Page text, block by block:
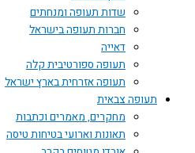
שדות תעופה ומנחתים
חברות תעופה בישראל
דאייה
תעופה ספורטיבית קלה
תעופה אזרחית בארץ ישראל
תעופה צבאית
מחקרים, מאמרים וכתבות
תאונות וארועי בטיחות טיסה